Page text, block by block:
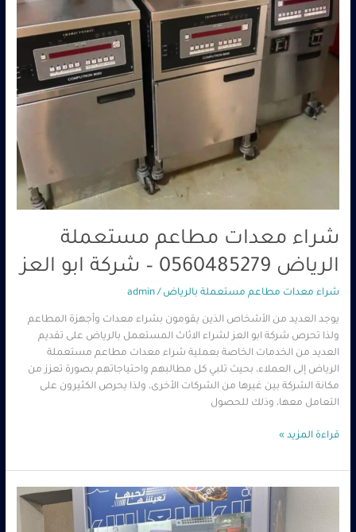
شراء معدات مطاعم مستعملة
الرياض 0560485279 – شركة ابو العز
شراء معدات مطاعم مستعملة بالرياض /
admin
يوجد العديد من الأشخاص الذين يقومون بشراء معدات وأجهزة المطاعم
ولذا تحرص شركة ابو العز لشراء الاثاث المستعمل بالرياض على تقديم
العديد من الخدمات الخاصة بعملية شراء معدات مطاعم مستعملة
الرياض إلى العملاء، بحيث تلبي كل مطالبهم واحتياجاتهم بصورة تعزز من
مكانة الشركة بين غيرها من الشركات الأخرى، ولذا يحرص الكثيرون على
التعامل معها، وذلك للحصول
شركة
ابو
العز
قراءة المزيد »